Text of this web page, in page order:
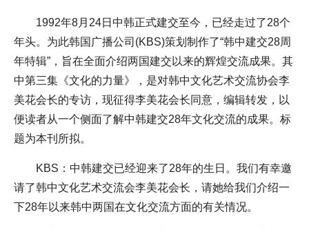
1992年8月24日中韩正式建交至今，已经走过了28个
年头。为此韩国广播公司(KBS)策划制作了“韩中建交28周
年特辑”，旨在全面介绍两国建交以来的辉煌交流成果。其
中第三集《文化的力量》，是对韩中文化艺术交流协会李
美花会长的专访，现征得李美花会长同意，编辑转发，以
便读者从一个侧面了解中韩建交28年文化交流的成果。标
题为本刊所拟。
KBS：中韩建交已经迎来了28年的生日。我们有幸邀
请了韩中文化艺术交流会李美花会长，请她给我们介绍一
下28年以来韩中两国在文化交流方面的有关情况。